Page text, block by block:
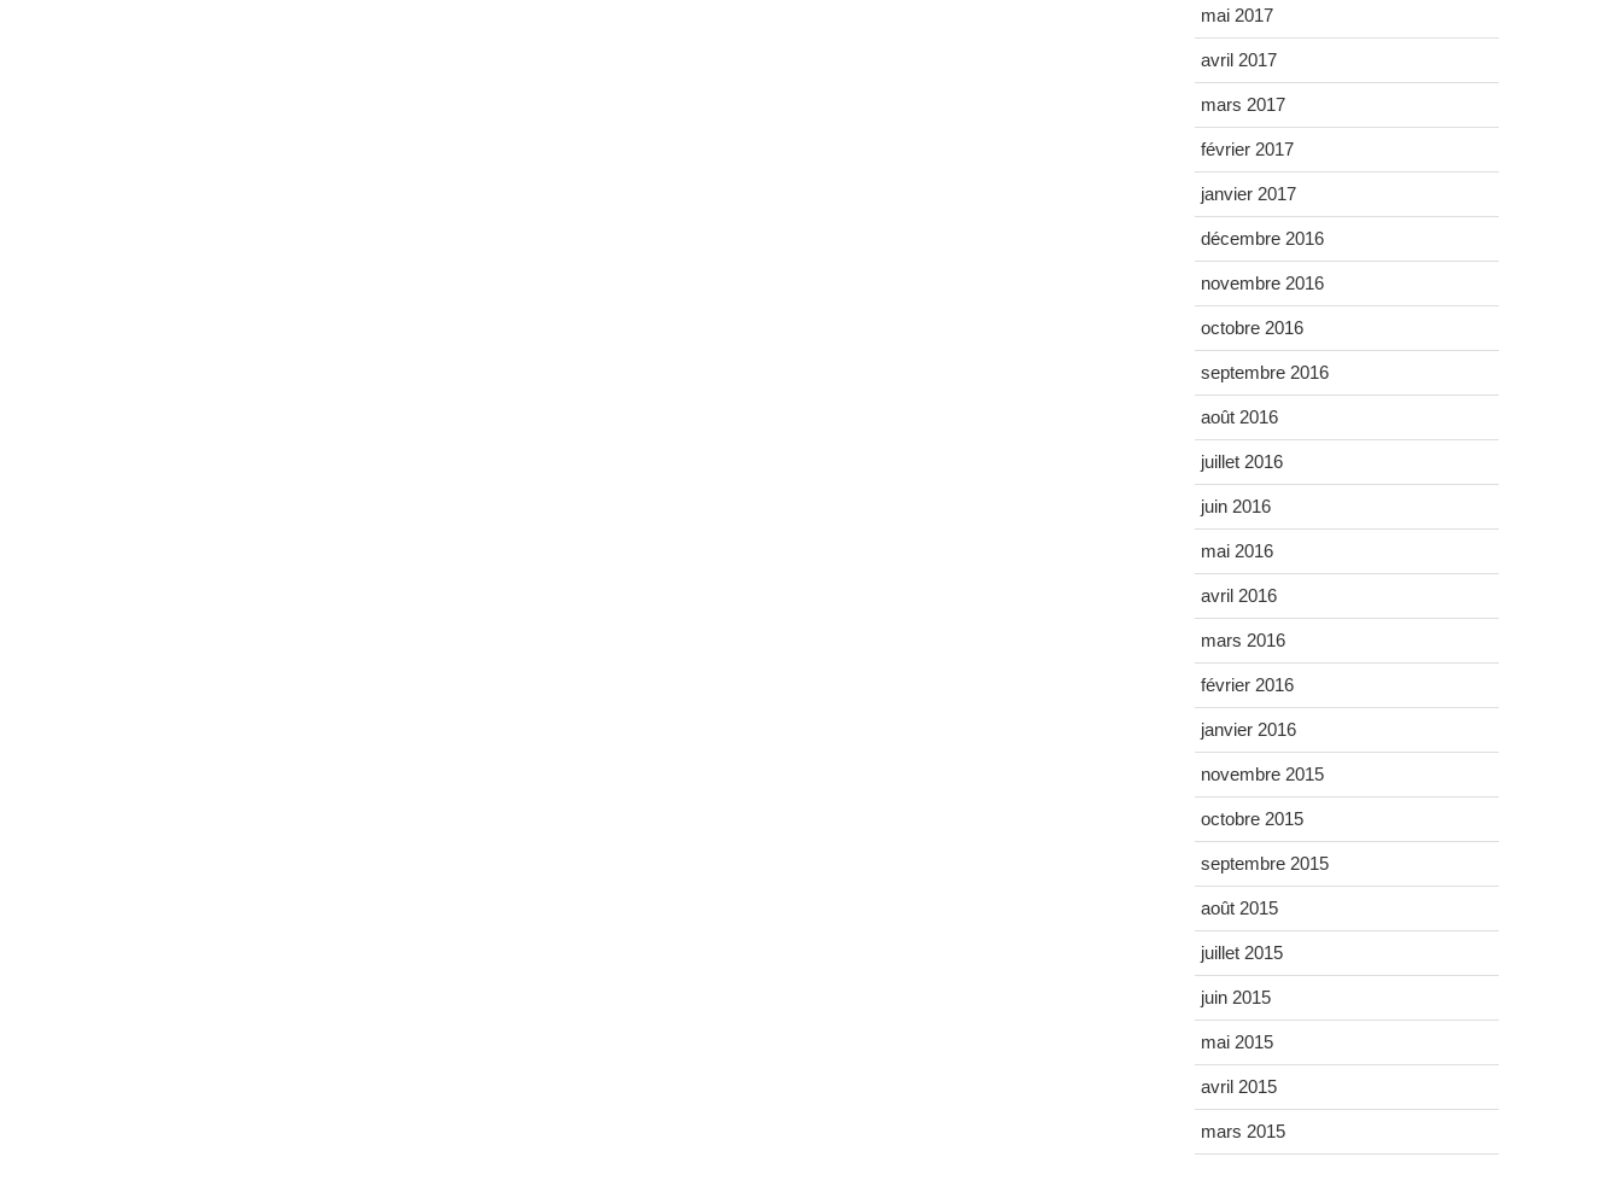
mai 2017
avril 2017
mars 2017
février 2017
janvier 2017
décembre 2016
novembre 2016
octobre 2016
septembre 2016
août 2016
juillet 2016
juin 2016
mai 2016
avril 2016
mars 2016
février 2016
janvier 2016
novembre 2015
octobre 2015
septembre 2015
août 2015
juillet 2015
juin 2015
mai 2015
avril 2015
mars 2015